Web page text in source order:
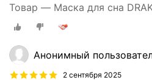
Товар — Маска для сна
Анонимный
2 сентября 2025